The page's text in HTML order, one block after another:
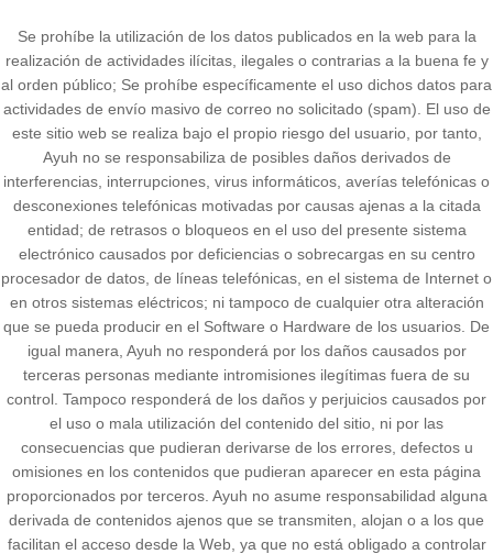
Se prohíbe la utilización de los datos publicados en la web para la
realización de actividades ilícitas, ilegales o contrarias a la buena fe y
al orden público; Se prohíbe específicamente el uso dichos datos para
actividades de envío masivo de correo no solicitado (spam). El uso de
este sitio web se realiza bajo el propio riesgo del usuario, por tanto,
Ayuh no se responsabiliza de posibles daños derivados de
interferencias, interrupciones, virus informáticos, averías telefónicas o
desconexiones telefónicas motivadas por causas ajenas a la citada
entidad; de retrasos o bloqueos en el uso del presente sistema
electrónico causados por deficiencias o sobrecargas en su centro
procesador de datos, de líneas telefónicas, en el sistema de Internet o
en otros sistemas eléctricos; ni tampoco de cualquier otra alteración
que se pueda producir en el Software o Hardware de los usuarios. De
igual manera, Ayuh no responderá por los daños causados por
terceras personas mediante intromisiones ilegítimas fuera de su
control. Tampoco responderá de los daños y perjuicios causados por
el uso o mala utilización del contenido del sitio, ni por las
consecuencias que pudieran derivarse de los errores, defectos u
omisiones en los contenidos que pudieran aparecer en esta página
proporcionados por terceros. Ayuh no asume responsabilidad alguna
derivada de contenidos ajenos que se transmiten, alojan o a los que
facilitan el acceso desde la Web, ya que no está obligado a controlar